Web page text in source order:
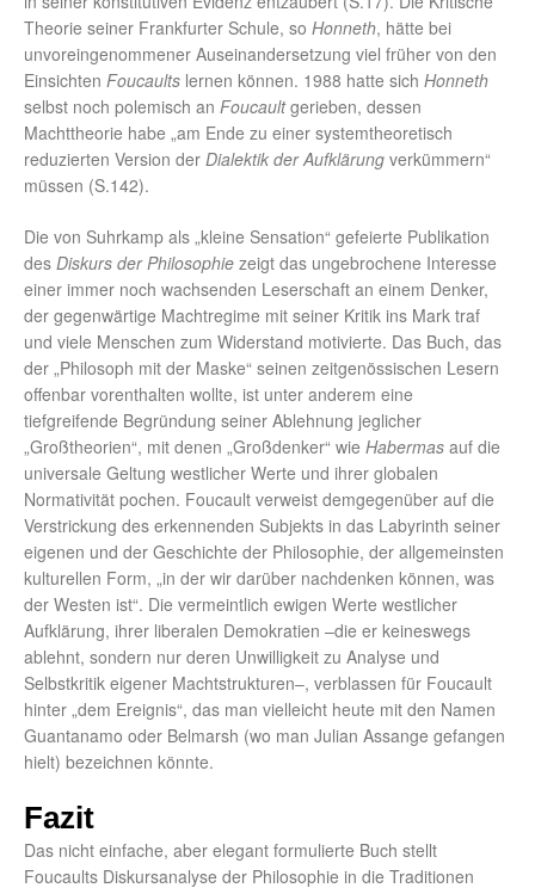
Theorie seiner Frankfurter Schule, so Honneth, hätte bei
unvoreingenommener Auseinandersetzung viel früher von den
Einsichten Foucaults lernen können. 1988 hatte sich Honneth
selbst noch polemisch an Foucaultgerieben, dessen
Machttheorie habe „am Ende zu einer systemtheoretisch
reduzierten Version der Dialektik der Aufklärung verkümmern“
müssen (S.142).
Die von Suhrkamp als „kleine Sensation“ gefeierte Publikation
des Diskurs der Philosophie zeigt das ungebrochene Interesse
einer immer noch wachsenden Leserschaft an einem Denker,
der gegenwärtige Machtregime mit seiner Kritik ins Mark traf
und viele Menschen zum Widerstand motivierte. Das Buch, das
der „Philosoph mit der Maske“ seinen zeitgenössischen Lesern
offenbar vorenthalten wollte, ist unter anderem eine
tiefgreifende Begründung seiner Ablehnung jeglicher
„Großtheorien“, mit denen „Großdenker“ wie Habermas auf die
universale Geltung westlicher Werte und ihrer globalen
Normativität pochen. Foucault verweist demgegenüber auf die
Verstrickung des erkennenden Subjekts in das Labyrinth seiner
eigenen und der Geschichte der Philosophie, der allgemeinsten
kulturellen Form, „in der wir darüber nachdenken können, was
der Westen ist“. Die vermeintlich ewigen Werte westlicher
Aufklärung, ihrer liberalen Demokratien –die er keineswegs
ablehnt, sondern nur deren Unwilligkeit zu Analyse und
Selbstkritik eigener Machtstrukturen–, verblassen für Foucault
hinter „dem Ereignis“, das man vielleicht heute mit den Namen
Guantanamo oder Belmarsh (wo man Julian Assange gefangen
hielt) bezeichnen könnte.
Fazit
Das nicht einfache, aber elegant formulierte Buch stellt
Foucaults Diskursanalyse der Philosophie in die Traditionen